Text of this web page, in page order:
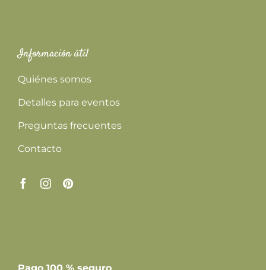
Información útil
Quiénes somos
Detalles para eventos
Preguntas frecuentes
Contacto